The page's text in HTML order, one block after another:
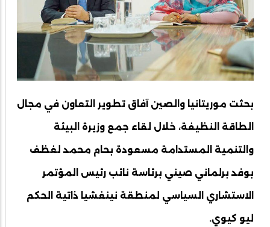
بحثت موريتانيا والصين آفاق تطوير التعاون في مجال
الطاقة النظيفة، خلال لقاء جمع وزيرة البيئة
والتنمية المستدامة مسعودة بحام محمد لغظف
بوفد برلماني صيني برئاسة نائب رئيس المؤتمر
الاستشاري السياسي لمنطقة نينغشيا ذاتية الحكم
ليو كيوي.